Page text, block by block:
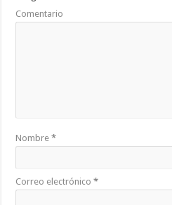
k
Comentario
Nombre*
Correo electrónico*